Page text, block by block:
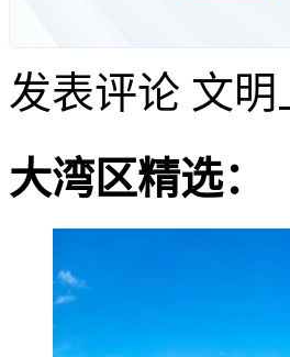
发表评论 文明
大湾区精选：